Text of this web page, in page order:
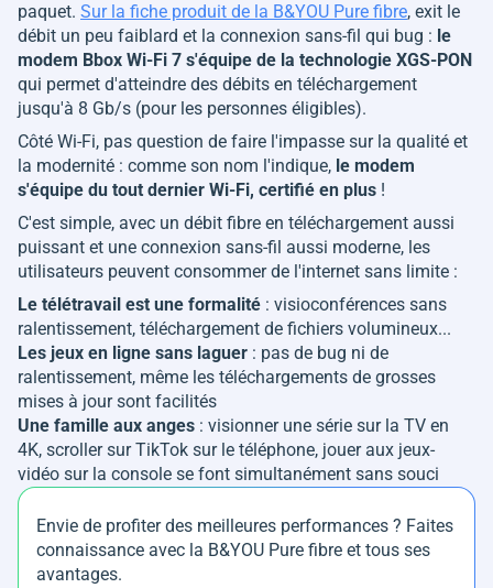
paquet. Sur la fiche produit de la B&YOU Pure fibre, exit le
débit un peu faiblard et la connexion sans-fil qui bug : le
modem Bbox Wi-Fi 7 s'équipe de la technologie XGS-PON
qui permet d'atteindre des débits en téléchargement
jusqu'à 8 Gb/s (pour les personnes éligibles).
Côté Wi-Fi, pas question de faire l'impasse sur la qualité et
la modernité : comme son nom l'indique, le modem
s'équipe du tout dernier Wi-Fi, certifié en plus !
C'est simple, avec un débit fibre en téléchargement aussi
puissant et une connexion sans-fil aussi moderne, les
utilisateurs peuvent consommer de l'internet sans limite :
Le télétravail est une formalité : visioconférences sans
ralentissement, téléchargement de fichiers volumineux...
Les jeux en ligne sans laguer : pas de bug ni de
ralentissement, même les téléchargements de grosses
mises à jour sont facilités
Une famille aux anges : visionner une série sur la TV en
4K, scroller sur TikTok sur le téléphone, jouer aux jeux-
vidéo sur la console se font simultanément sans souci
Envie de profiter des meilleures performances ? Faites
connaissance avec la B&YOU Pure fibre et tous ses
avantages.